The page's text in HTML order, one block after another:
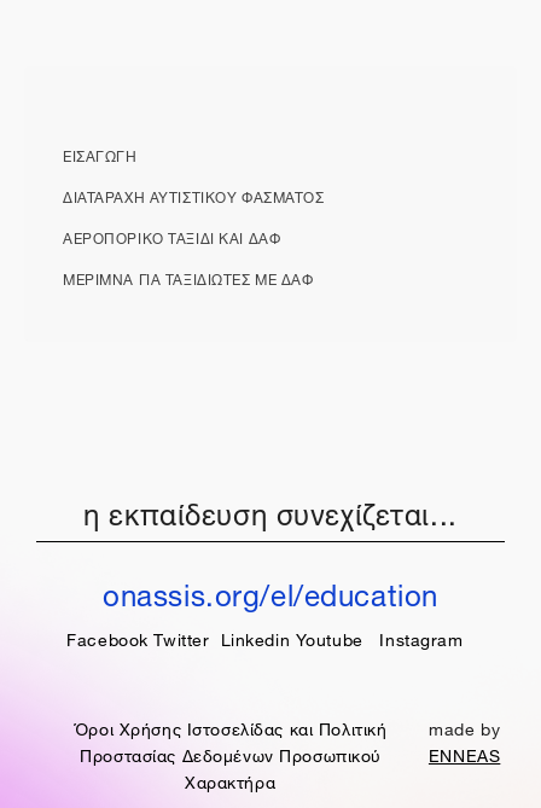
ΕΙΣΑΓΩΓΗ
ΔΙΑΤΑΡΑΧΗ ΑΥΤΙΣΤΙΚΟΥ ΦΑΣΜΑΤΟΣ
ΑΕΡΟΠΟΡΙΚΟ ΤΑΞΙΔΙ ΚΑΙ ΔΑΦ
ΜΕΡΙΜΝΑ ΓΙΑ ΤΑΞΙΔΙΩΤΕΣ ΜΕ ΔΑΦ
η εκπαίδευση συνεχίζεται...
onassis.org/el/education
Facebook Twitter Linkedin Youtube Instagram
Όροι Χρήσης Ιστοσελίδας και Πολιτική
Προστασίας Δεδομένων Προσωπικού
Χαρακτήρα
made by
ENNEAS